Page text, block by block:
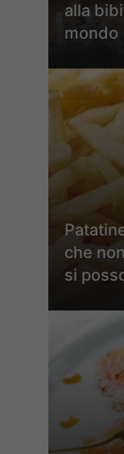
alla
mondo
che
si